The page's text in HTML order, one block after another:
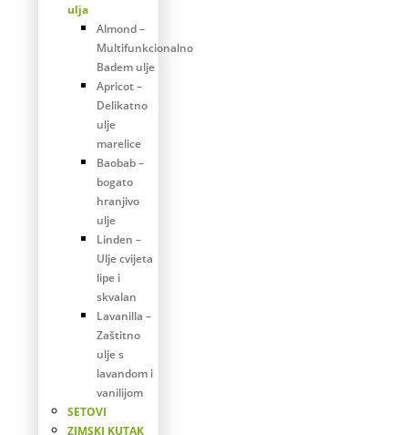
ulja
Almond –
Multifunkcionalno
Badem ulje
Apricot –
Delikatno
ulje
marelice
Baobab –
bogato
hranjivo
ulje
Linden –
Ulje cvijeta
lipe i
skvalan
Lavanilla –
Zaštitno
ulje s
lavandom i
vanilijom
SETOVI
ZIMSKI KUTAK